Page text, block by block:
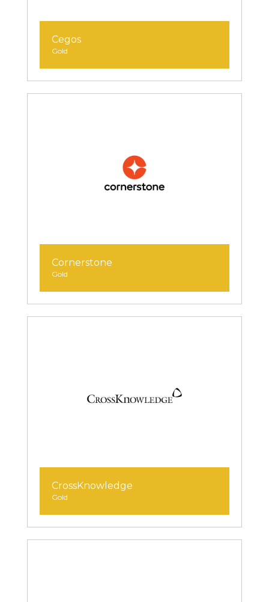
Cegos
Gold
Cornerstone
Gold
CrossKnowledge
Gold